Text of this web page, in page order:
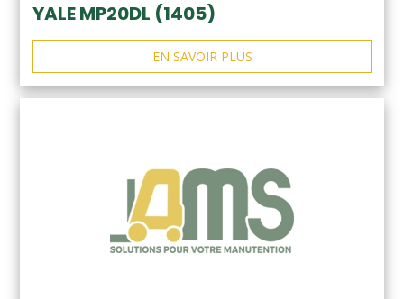
YALE MP20DL (1405)
EN SAVOIR PLUS